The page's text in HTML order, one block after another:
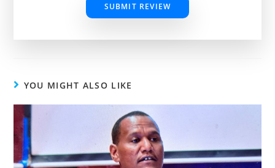
SUBMIT REVIEW
YOU MIGHT ALSO LIKE